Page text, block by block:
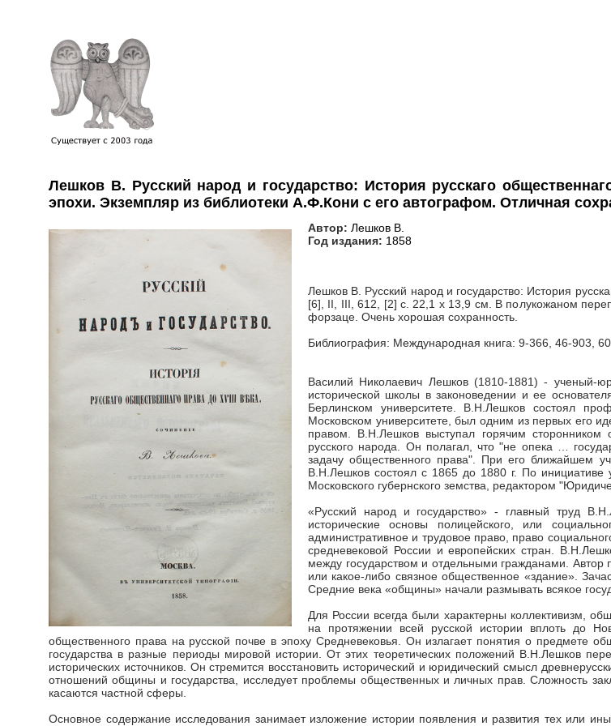
Лешков В. Русский народ и государство: История русскаго
эпохи. Экземпляр из библиотеки А.Ф.Кони с его автографом. Отличная
Автор: Лешков В.
Год издания: 1858
Лешков В. Русский народ и государство: История
[6], II, III, 612, [2] c. 22,1 x 13,9 см. В полукожаном
форзаце. Очень хорошая сохранность.
Библиография: Международная книга: 9-366, 46-903,
Василий Николаевич Лешков (1810-1881) - ученый-
исторической школы в законоведении и ее
Берлинском университете. В.Н.Лешков состоял
Московском университете, был одним из первых его
правом. В.Н.Лешков выступал горячим
русского народа. Он полагал, что "не опека …
задачу общественного права". При его ближайшем
В.Н.Лешков состоял с 1865 до 1880 г. По
Московского губернского земства, редактором
«Русский народ и государство» - главный труд
исторические основы полицейского, или
административное и трудовое право, право
средневековой России и европейских стран.
между государством и отдельными гражданами. Автор
или какое-либо связное общественное «здание».
Средние века «общины» начали размывать всякое
Для России всегда были характерны коллективизм,
на протяжении всей русской истории вплоть до
общественного права на русской почве в эпоху Средневековья. Он излагает понятия о предмете
государства в разные периоды мировой истории. От этих теоретических положений В.Н.Лешков
исторических источников. Он стремится восстановить исторический и юридический смысл
отношений общины и государства, исследует проблемы общественных и личных прав. Сложность
касаются частной сферы.
Основное содержание исследования занимает изложение истории появления и развития тех или